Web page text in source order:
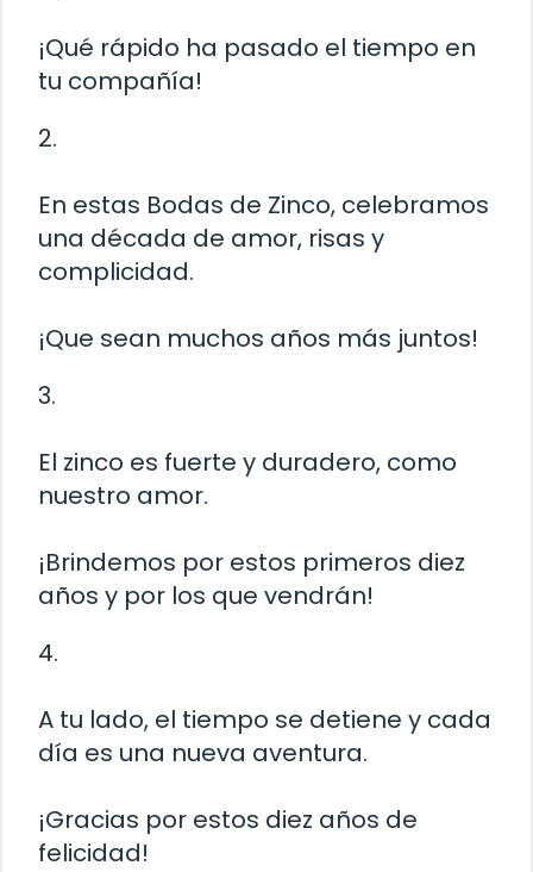
¡Qué rápido ha pasado el tiempo en
tu compañía!
2.
En estas Bodas de Zinco, celebramos
una década de amor, risas y
complicidad.
¡Que sean muchos años más juntos!
3.
El zinco es fuerte y duradero, como
nuestro amor.
¡Brindemos por estos primeros diez
años y por los que vendrán!
4.
A tu lado, el tiempo se detiene y cada
día es una nueva aventura.
¡Gracias por estos diez años de
felicidad!